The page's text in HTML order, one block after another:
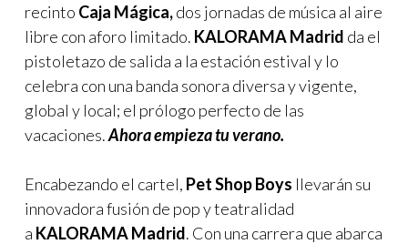
recinto Caja Mágica,dos jornadas de música al aire
libre con aforo limitado. KALORAMA Madrid da el
pistoletazo de salida a la estación estival y lo
celebra con una banda sonora diversa y vigente,
global y local; el prólogo perfecto de las
vacaciones.Ahora empieza tu verano.
Encabezando el cartel, Pet Shop Boys llevarán su
innovadora fusión de pop y teatralidad
a KALORAMA Madrid. Con una carrera que abarca